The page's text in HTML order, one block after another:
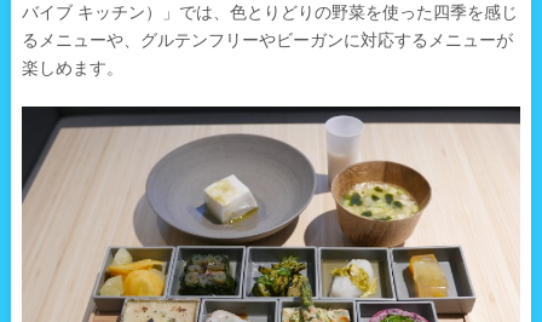
バイブ キッチン）」では、色とりどりの野菜を使った四季を感じ
るメニューや、グルテンフリーやビーガンに対応するメニューが
楽しめます。